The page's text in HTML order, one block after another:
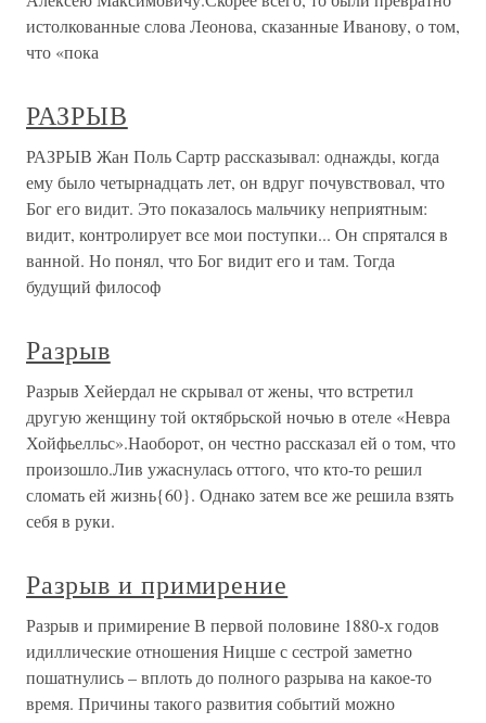
истолкованные слова Леонова, сказанные Иванову, о том,
что «пока
РАЗРЫВ
РАЗРЫВ Жан Поль Сартр рассказывал: однажды, когда
ему было четырнадцать лет, он вдруг почувствовал, что
Бог его видит. Это показалось мальчику неприятным:
видит, контролирует все мои поступки... Он спрятался в
ванной. Но понял, что Бог видит его и там. Тогда
будущий философ
Разрыв
Разрыв Хейердал не скрывал от жены, что встретил
другую женщину той октябрьской ночью в отеле «Невра
Хойфьелльс».Наоборот, он честно рассказал ей о том, что
произошло.Лив ужаснулась оттого, что кто-то решил
сломать ей жизнь{60}. Однако затем все же решила взять
себя в руки.
Разрыв и примирение
Разрыв и примирение В первой половине 1880-х годов
идиллические отношения Ницше с сестрой заметно
пошатнулись – вплоть до полного разрыва на какое-то
время. Причины такого развития событий можно